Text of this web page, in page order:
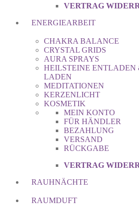
VERTRAG
ENERGIEARBEIT
CHAKRA BALANCE
CRYSTAL GRIDS
AURA SPRAYS
HEILSTEINE ENTLADEN
LADEN
MEDITATIONEN
KERZENLICHT
KOSMETIK
MEIN KONTO
FÜR HÄNDLER
BEZAHLUNG
VERSAND
RÜCKGABE
VERTRAG
RAUHNÄCHTE
RAUMDUFT